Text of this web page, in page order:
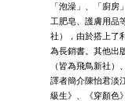
「泡澡」、「廚
工肥皂、護膚用品
社），由於搭上了
為長銷書。其他出
（皆為飛鳥新社
譯者簡介陳怡君淡
級生》、《穿顏色